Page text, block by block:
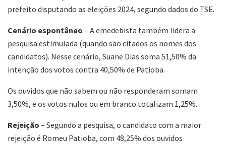
prefeito disputando as eleições 2024, segundo dados do TSE.
Cenário espontâneo – A emedebista também lidera a
pesquisa estimulada (quando são citados os nomes dos
candidatos). Nesse cenário, Suane Dias soma 51,50% da
intenção dos votos contra 40,50% de Patioba.
Os ouvidos que não sabem ou não responderam somam
3,50%, e os votos nulos ou em branco totalizam 1,25%.
Rejeição – Segundo a pesquisa, o candidato com a maior
rejeição é Romeu Patioba, com 48,25% dos ouvidos